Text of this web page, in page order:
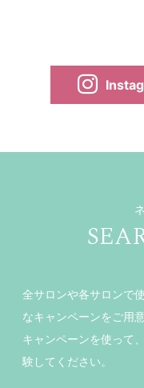
全サロンや各サロンで
なキャンペーンをご用
キャンペーンを使って
験してください。